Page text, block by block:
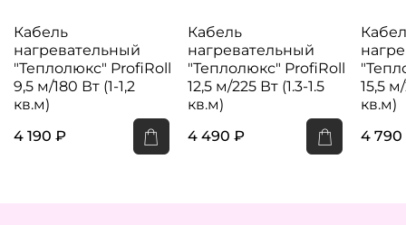
Кабель
нагревательный
"Теплолюкс" ProfiRoll
9,5 м/180 Вт (1-1,2
кв.м)
4 190 ₽
Кабель
нагревательный
"Теплолюкс" ProfiRoll
12,5 м/225 Вт (1.3-1.5
кв.м)
4 490 ₽
15,5
кв.м)
4 790